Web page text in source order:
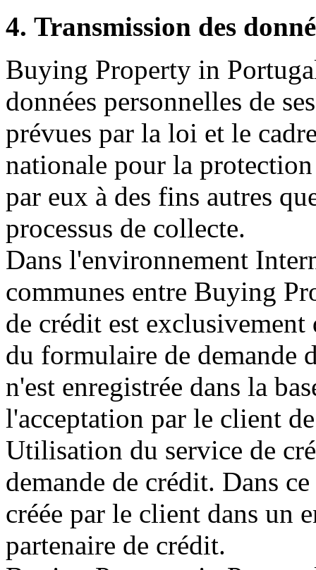
4. Transmission des
Buying Property in
données personnelles de
prévues par la loi et le
nationale pour la
par eux à des fins autres
processus de collecte.
Dans l'environnement
communes entre Buying
de crédit est
du formulaire de demande
n'est enregistrée dans la
l'acceptation par le client
Utilisation du service de
demande de crédit. Dans
créée par le client dans un
partenaire de crédit.